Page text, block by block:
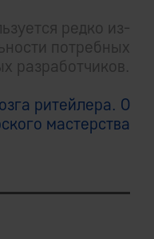
редко из-
потребных
разработчиков.
ритейлера. О
мастерства